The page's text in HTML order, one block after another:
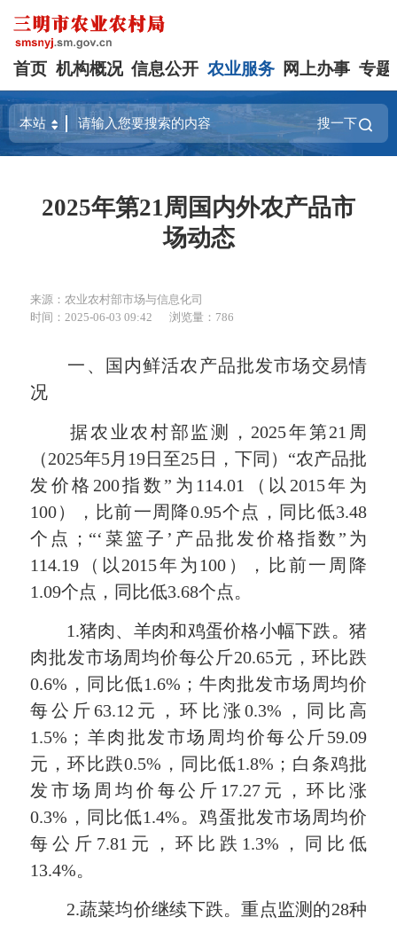
首页 机构概况 信息公开 农业服务 网上办事 专题
搜一下
2025年第21周国内外农产品市
场动态
来源：农业农村部市场与信息化司
时间：2025-06-03 09:42
浏览量：786
一、国内鲜活农产品批发市场交易情
况
据农业农村部监测，2025年第21周
（2025年5月19日至25日，下同）“农产品批
发价格200指数”为114.01（以2015年为
100），比前一周降0.95个点，同比低3.48
个点；“‘菜篮子’产品批发价格指数”为
114.19（以2015年为100），比前一周降
1.09个点，同比低3.68个点。
1.猪肉、羊肉和鸡蛋价格小幅下跌。猪
肉批发市场周均价每公斤20.65元，环比跌
0.6%，同比低1.6%；牛肉批发市场周均价
每公斤63.12元，环比涨0.3%，同比高
1.5%；羊肉批发市场周均价每公斤59.09
元，环比跌0.5%，同比低1.8%；白条鸡批
发市场周均价每公斤17.27元，环比涨
0.3%，同比低1.4%。鸡蛋批发市场周均价
每公斤7.81元，环比跌1.3%，同比低
13.4%。
2.蔬菜均价继续下跌。重点监测的28种